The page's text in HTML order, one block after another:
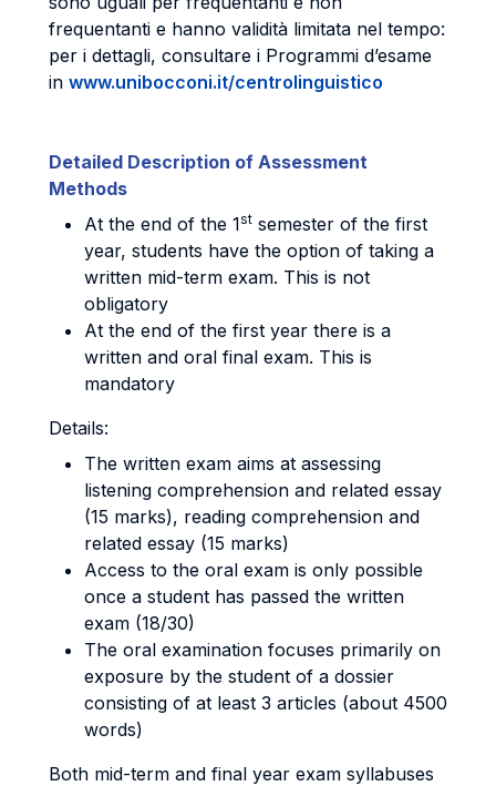
frequentanti e hanno validità limitata nel tempo:
per i dettagli, consultare i Programmi d’esame
in www.unibocconi.it/centrolinguistico
Detailed Description of Assessment
Methods
At the end of the 1st semester of the first
year, students have the option of taking a
written mid-term exam. This is not
obligatory
At the end of the first year there is a
written and oral final exam. This is
mandatory
Details:
The written exam aims at assessing
listening comprehension and related essay
(15 marks), reading comprehension and
related essay (15 marks)
Access to the oral exam is only possible
once a student has passed the written
exam (18/30)
The oral examination focuses primarily on
exposure by the student of a dossier
consisting of at least 3 articles (about 4500
words)
Both mid-term and final year exam syllabuses